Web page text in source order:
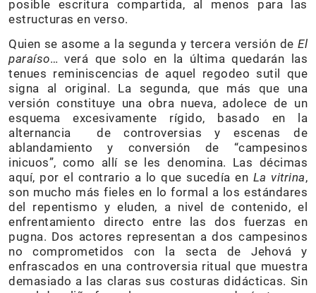
posible escritura compartida, al menos para las
estructuras en verso.
Quien se asome a la segunda y tercera versión de El
paraíso… verá que solo en la última quedarán las
tenues reminiscencias de aquel regodeo sutil que
signa al original. La segunda, que más que una
versión constituye una obra nueva, adolece de un
esquema excesivamente rígido, basado en la
alternancia de controversias y escenas de
ablandamiento y conversión de “campesinos
inicuos”, como allí se les denomina. Las décimas
aquí, por el contrario a lo que sucedía en La vitrina,
son mucho más fieles en lo formal a los estándares
del repentismo y eluden, a nivel de contenido, el
enfrentamiento directo entre las dos fuerzas en
pugna. Dos actores representan a dos campesinos
no comprometidos con la secta de Jehová y
enfrascados en una controversia ritual que muestra
demasiado a las claras sus costuras didácticas. Sin